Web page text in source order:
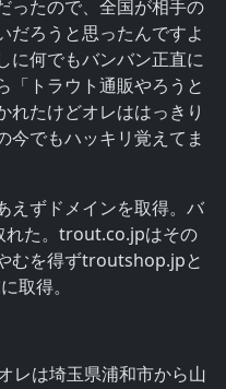
ったので、全国が相手の
だろうと思ったんですよ
に何でもバンバン正直に
「トラウト通販やろうと
れたけどオレははっきり
今でもハッキリ覚えてま
えずドメインを取得。バ
れた。trout.co.jpはその
むを得ずtroutshop.jpと
取得。
レは埼玉県浦和市から山